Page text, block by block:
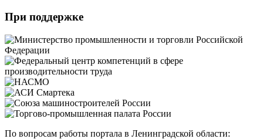
При поддержке
По вопросам работы портала в Ленинградской области: